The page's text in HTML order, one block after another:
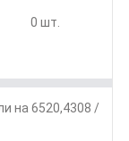
0 шт.
на 6520,4308 /